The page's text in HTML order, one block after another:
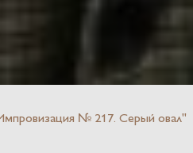
№ 217. Серый овал"